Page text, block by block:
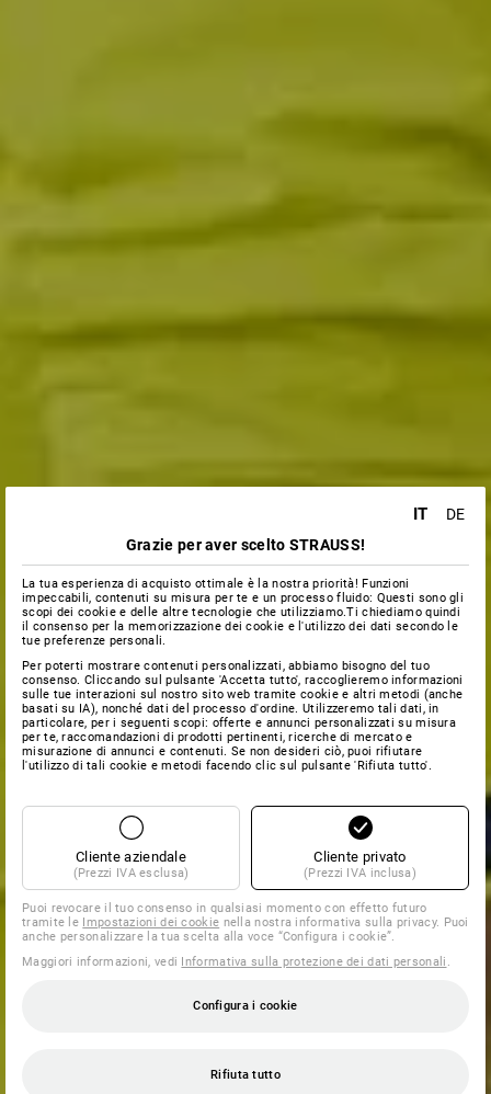
IT
DE
Grazie per aver scelto STRAUSS!
La tua esperienza di acquisto ottimale è la nostra priorità! Funzioni
impeccabili, contenuti su misura per te e un processo fluido: Questi sono gli
scopi dei cookie e delle altre tecnologie che utilizziamo.Ti chiediamo quindi
il consenso per la memorizzazione dei cookie e l'utilizzo dei dati secondo le
tue preferenze personali.
Per poterti mostrare contenuti personalizzati, abbiamo bisogno del tuo
consenso. Cliccando sul pulsante 'Accetta tutto', raccoglieremo informazioni
sulle tue interazioni sul nostro sito web tramite cookie e altri metodi (anche
basati su IA), nonché dati del processo d'ordine. Utilizzeremo tali dati, in
particolare, per i seguenti scopi: offerte e annunci personalizzati su misura
per te, raccomandazioni di prodotti pertinenti, ricerche di mercato e
misurazione di annunci e contenuti. Se non desideri ciò, puoi rifiutare
l'utilizzo di tali cookie e metodi facendo clic sul pulsante 'Rifiuta tutto'.
Cliente aziendale
(Prezzi IVA esclusa)
Cliente privato
(Prezzi IVA inclusa)
Puoi revocare il tuo consenso in qualsiasi momento con effetto futuro
tramite le Impostazioni dei cookie nella nostra informativa sulla privacy. Puoi
anche personalizzare la tua scelta alla voce “Configura i cookie”.
Maggiori informazioni, vedi Informativa sulla protezione dei dati personali .
Configura i cookie
Rifiuta tutto